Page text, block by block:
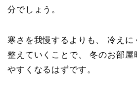
分でしょう。
寒さを我慢するよりも、 冷えに
整えていくことで、 冬のお部屋
やすくなるはずです。